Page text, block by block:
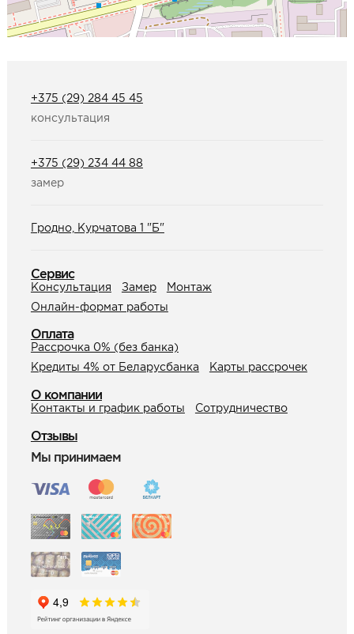
Ручки дверные
Замок врезной
Системы открывания
Консультация
Монтаж
Онлайн-формат работы
Оплата
Рассрочка 0% (без банка)
Кредиты 4% от Беларусбанка
Карты рассрочек
О компании
Контакты и график работы
Сотрудничество
Отзывы
ЗАКАЗАТЬ КОНСУЛЬТАЦИЮ
+375 (29) 284 45 45
консультация
+375 (29) 234 44 88
замер
Гродно, Курчатова 1 "Б"
Сервис
Консультация Замер
Монтаж
Онлайн-формат работы
Оплата
Рассрочка 0% (без банка)
Кредиты 4% от Беларусбанка
Карты рассрочек
О компании
Контакты и график работы Сотрудничество
Отзывы
Мы принимаем